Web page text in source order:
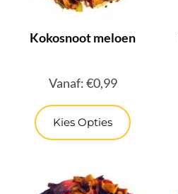
Kokosnoot meloen
Vanaf:€0,99
Kies Opties